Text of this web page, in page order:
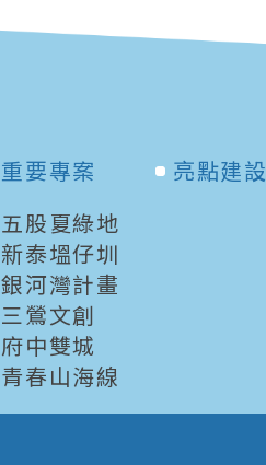
重要專案
五股夏綠地
新泰塭仔圳
銀河灣計畫
三鶯文創
府中雙城
青春山海線
亮點建設